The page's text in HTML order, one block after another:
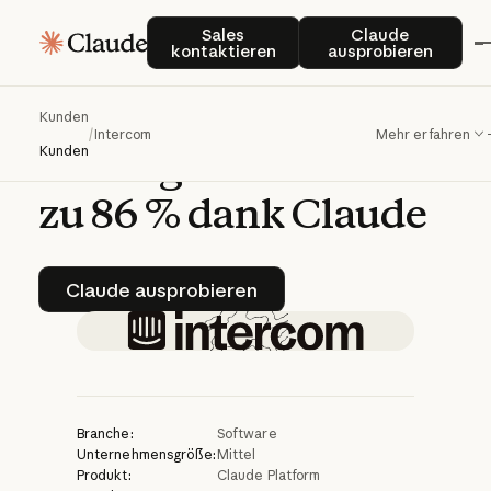
Sales
kontaktieren
Sales kontaktierenClaude
ausprobieren
Claude
Kunden
Kunden
/Intercom Mehr erfahren
Intercombietet
Kundenservice-
Technologie
Lösungsraten
zu86%dankClaude
Claude ausprobieren
Claude ausprobieren
Branche:
Software
Unternehmensgröße: Mittel
Produkt:
Claude Platform